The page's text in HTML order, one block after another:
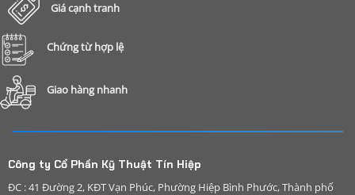
Giá cạnh tranh
Chứng từ hợp lệ
Giao hàng nhanh
Công ty Cổ Phần Kỹ Thuật Tín Hiệp
ĐC : 41 Đường 2, KĐT Vạn Phúc, Phường Hiệp Bình Phước, Thành phố